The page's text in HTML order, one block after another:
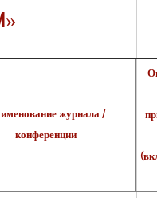
журнала /
конференции